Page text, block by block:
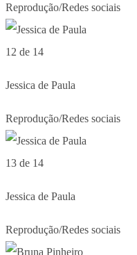
Reprodução/Redes sociais
12 de 14
Jessica de Paula
Reprodução/Redes sociais
13 de 14
Jessica de Paula
Reprodução/Redes sociais